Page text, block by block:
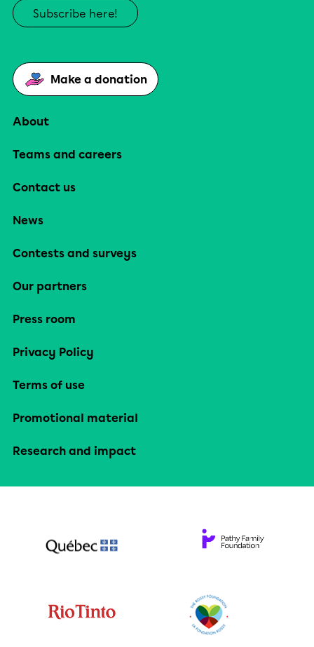
Subscribe here!
Make a donation
About
Teams and careers
Contact us
News
Contests and surveys
Our partners
Press room
Privacy Policy
Terms of use
Promotional material
Research and impact